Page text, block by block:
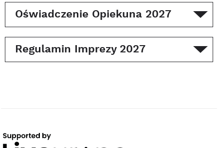
Oświadczenie Opiekuna 2027
Regulamin Imprezy 2027